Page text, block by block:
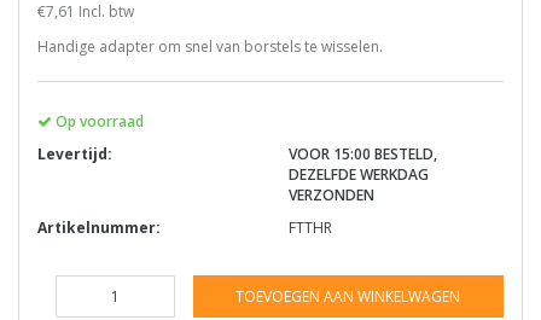
€7,61 Incl. btw
Handige adapter om snel van borstels te wisselen.
Op voorraad
Levertijd:
VOOR 15:00 BESTELD,
DEZELFDE WERKDAG
VERZONDEN
Artikelnummer:
FTTHR
TOEVOEGEN AAN WINKELWAGEN